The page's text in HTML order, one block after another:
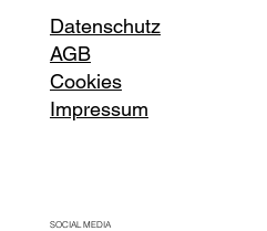
Datenschutz
Cookies
AGB
Impressum
SOCIAL MEDIA